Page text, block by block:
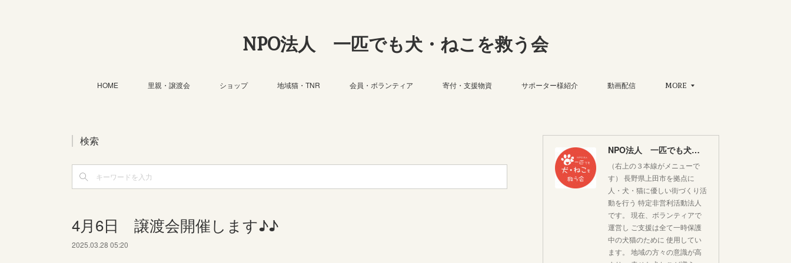
NPO法人 一匹でも犬・ねこを救う会
HOME 里親・譲渡会 ショップ 地域猫・TNR 会員・ボランティア 寄付・支援物資 サポーター様紹介 動画配信 MORE
検索
4月6日 譲渡会開催します♪♪
2025.03.28 05:20
NPO法人 一匹でも犬・ねこを救う会
（右上の３本線がメニューで
す） 長野県上田市を拠点に
人・犬・猫に優しい街づくり活
動を行う 特定非営利活動法人
です。 現在、ボランティアで
運営し ご支援は全て一時保護
中の犬猫のために 使用してい
ます。 地域の方々の意識が高